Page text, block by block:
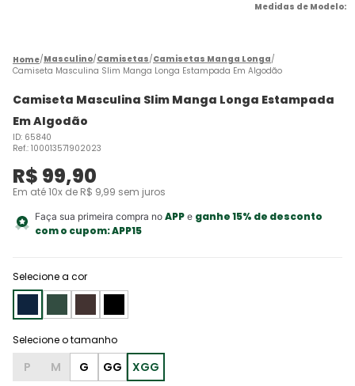
Masculino Camisetas Camisetas Manga Longa
Camiseta Masculina Slim Manga Longa Estampada Em Algodão
Camiseta Masculina Slim Manga Longa Estampada
Em Algodão
ID: 65840
Ref.: 100013571902023
R$ 99,90
Em até10x de R$ 9,99 sem juros
Faça sua primeira compra no APPe ganhe 15% de desconto
com o cupom:APP15
Selecione a cor
P M G GG XGG